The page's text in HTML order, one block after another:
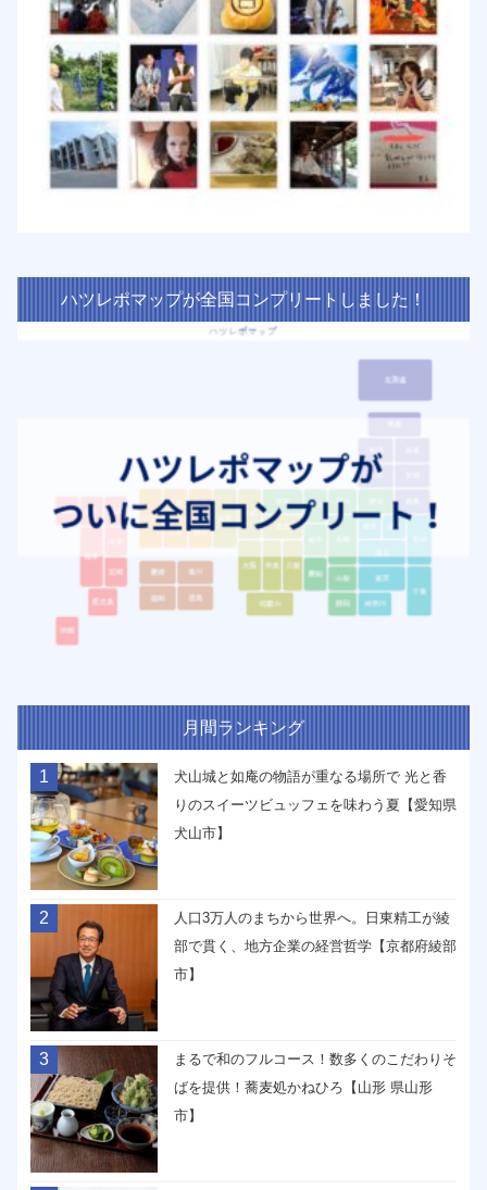
ハツレポマップが全国コンプリートしました！
月間ランキング
1
犬山城と如庵の物語が重なる場所で 光と香
りのスイーツビュッフェを味わう夏【愛知県
犬山市】
2
人口3万人のまちから世界へ。日東精工が綾
部で貫く、地方企業の経営哲学【京都府綾部
市】
3
まるで和のフルコース！数多くのこだわりそ
ばを提供！蕎麦処かねひろ【山形 県山形
市】